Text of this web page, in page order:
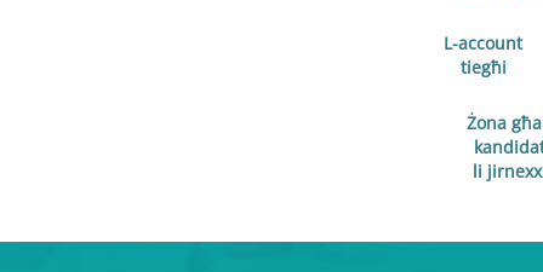
L-account
tiegħi
Żona
li